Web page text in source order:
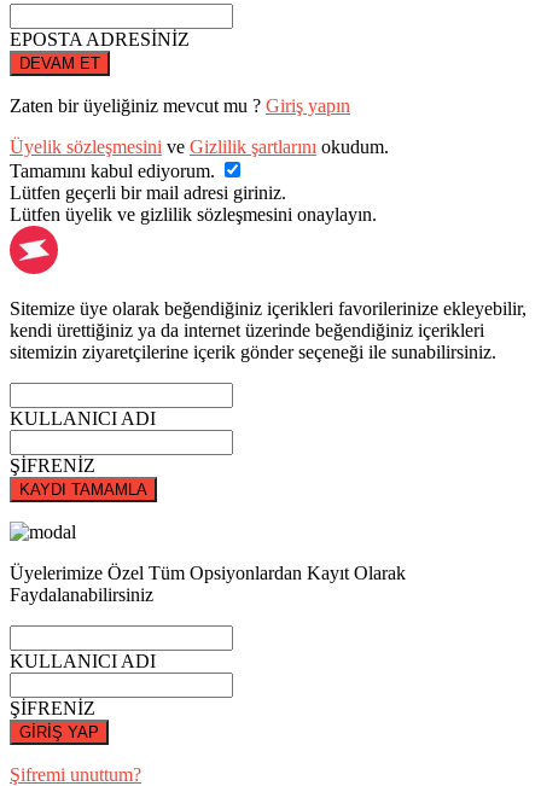
EPOSTA ADRESİNİZ
DEVAM ET
Zaten bir üyeliğiniz mevcut mu ? Giriş yapın
Üyelik sözleşmesini ve Gizlilik şartlarını okudum.
Tamamını kabul ediyorum.
Lütfen geçerli bir mail adresi giriniz.
Lütfen üyelik ve gizlilik sözleşmesini onaylayın.
Sitemize üye olarak beğendiğiniz içerikleri favorilerinize ekleyebilir,
kendi ürettiğiniz ya da internet üzerinde beğendiğiniz içerikleri
sitemizin ziyaretçilerine içerik gönder seçeneği ile sunabilirsiniz.
KULLANICI ADI
ŞİFRENİZ
KAYDI TAMAMLA
Üyelerimize Özel Tüm Opsiyonlardan Kayıt Olarak
Faydalanabilirsiniz
KULLANICI ADI
ŞİFRENİZ
GİRİŞ YAP
Şifremi unuttum?